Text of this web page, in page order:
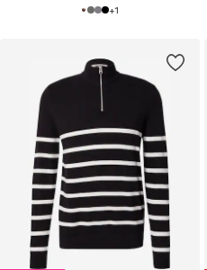
+1